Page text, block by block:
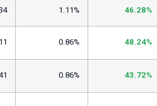
46.28%
1.11%
48.24%
0.86%
43.72%
0.86%